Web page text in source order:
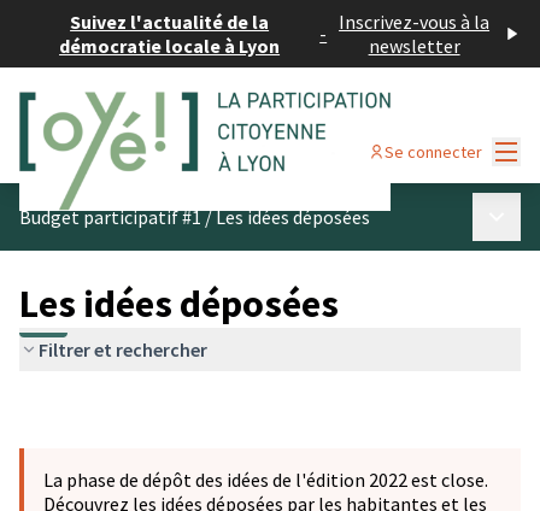
Suivez l'actualité de la
démocratie locale à Lyon
- Inscrivez-vous à la
newsletter
Se connecter
Budget participatif #1/Les idées déposées
Les idées déposées
Filtrer et rechercher
La phase de dépôt des idées de l'édition 2022 est close.
Découvrez les idées déposées par les habitantes et les